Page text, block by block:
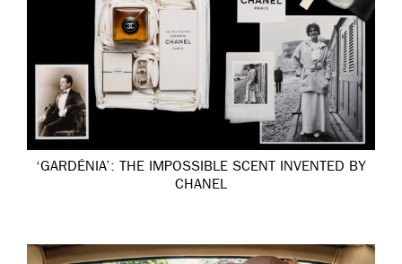
‘GARDÉNIA’: THE IMPOSSIBLE SCENT INVENTED BY
CHANEL